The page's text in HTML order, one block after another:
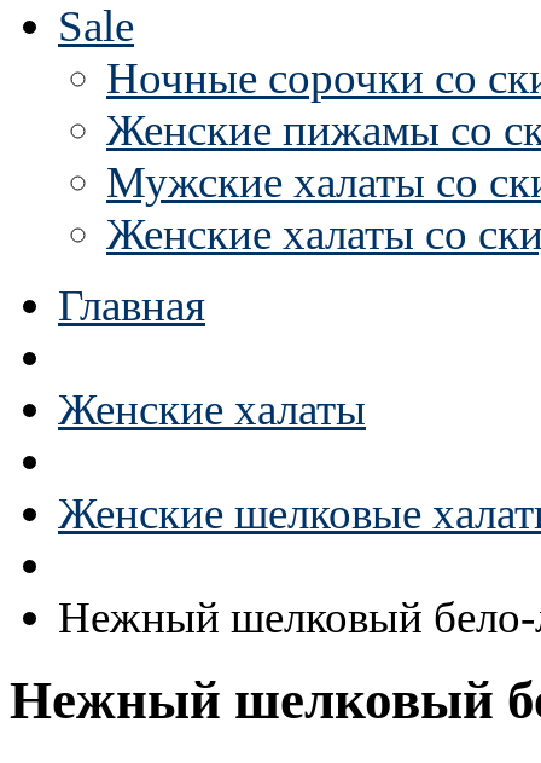
Sale
Ночные сорочки со
Женские пижамы со
Мужские халаты со
Женские халаты со
Главная
Женские халаты
Женские шелковые
Нежный шелковый бело-
Нежный шелковый